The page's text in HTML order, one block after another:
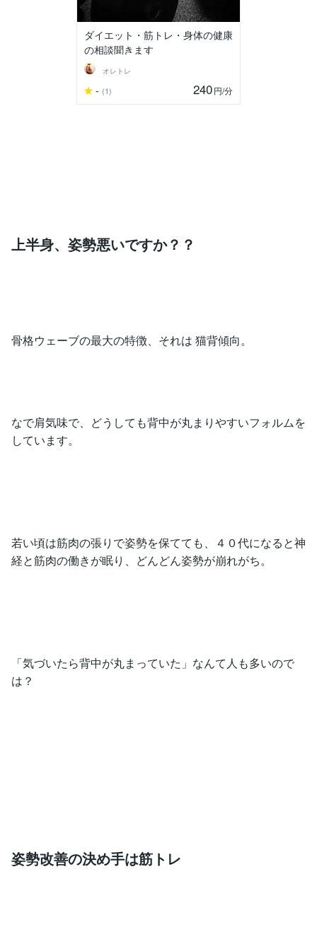
ダイエット・筋トレ・身体の健康
の相談聞きます
オレトレ
- (1) 240円/分
上半身、姿勢悪いですか？？
骨格ウェーブの最大の特徴、それは 猫背傾向。
なで肩気味で、どうしても背中が丸まりやすいフォルムを
しています。
若い頃は筋肉の張りで姿勢を保てても、４０代になると神
経と筋肉の働きが眠り、どんどん姿勢が崩れがち。
「気づいたら背中が丸まっていた」なんて人も多いので
は？
姿勢改善の決め手は筋トレ